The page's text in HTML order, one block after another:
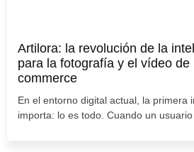
Artilora: la revolución de la
para la fotografía y el vídeo de
commerce
En el entorno digital actual, la primera
importa: lo es todo. Cuando un